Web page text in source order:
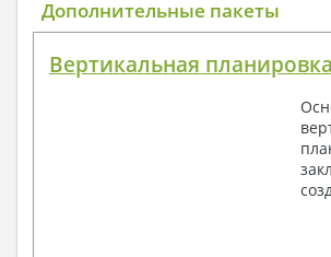
Общие данные по проекту
Поэтажные маркировочные
Разрезы и состав конструкций
Фасады с ведомостью внешних
Элементы проемов –
Ведомость перемычек –
Дополнительные пакеты
Вертикальная планировка